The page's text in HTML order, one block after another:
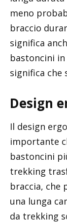
meno
braccio
significa
bastoncini
significa che
Design
Il design
importante
bastoncini
trekking
braccia, che
una lunga
da trekking